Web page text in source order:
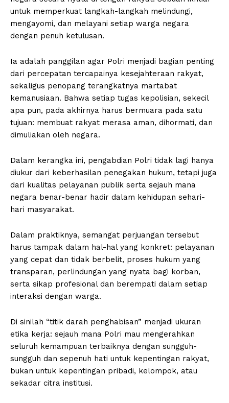
untuk memperkuat langkah-langkah melindungi,
mengayomi, dan melayani setiap warga negara
dengan penuh ketulusan.
Ia adalah panggilan agar Polri menjadi bagian penting
dari percepatan tercapainya kesejahteraan rakyat,
sekaligus penopang terangkatnya martabat
kemanusiaan. Bahwa setiap tugas kepolisian, sekecil
apa pun, pada akhirnya harus bermuara pada satu
tujuan: membuat rakyat merasa aman, dihormati, dan
dimuliakan oleh negara.
Dalam kerangka ini, pengabdian Polri tidak lagi hanya
diukur dari keberhasilan penegakan hukum, tetapi juga
dari kualitas pelayanan publik serta sejauh mana
negara benar-benar hadir dalam kehidupan sehari-
hari masyarakat.
Dalam praktiknya, semangat perjuangan tersebut
harus tampak dalam hal-hal yang konkret: pelayanan
yang cepat dan tidak berbelit, proses hukum yang
transparan, perlindungan yang nyata bagi korban,
serta sikap profesional dan berempati dalam setiap
interaksi dengan warga.
Di sinilah “titik darah penghabisan” menjadi ukuran
etika kerja: sejauh mana Polri mau mengerahkan
seluruh kemampuan terbaiknya dengan sungguh-
sungguh dan sepenuh hati untuk kepentingan rakyat,
bukan untuk kepentingan pribadi, kelompok, atau
sekadar citra institusi.